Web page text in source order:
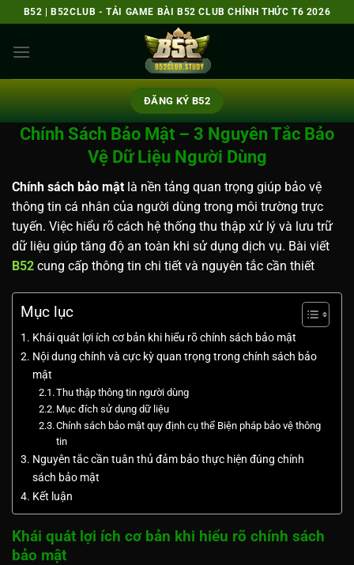
qua
nội
B52 | B52CLUB - TẢI GAME BÀI B52 CLUB CHÍNH THỨC T6 2026
ĐĂNG KÝ B52
Chính Sách Bảo Mật – 3 Nguyên Tắc Bảo
Vệ Dữ Liệu Người Dùng
Chính sách bảo mật là nền tảng quan trọng giúp bảo vệ
thông tin cá nhân của người dùng trong môi trường trực
tuyến. Việc hiểu rõ cách hệ thống thu thập xử lý và lưu trữ
dữ liệu giúp tăng độ an toàn khi sử dụng dịch vụ. Bài viết
B52 cung cấp thông tin chi tiết và nguyên tắc cần thiết
Mục lục
Khái quát lợi ích cơ bản khi hiểu rõ chính sách bảo mật
Nội dung chính và cực kỳ quan trọng trong chính sách bảo
mật
Thu thập thông tin người dùng
Mục đích sử dụng dữ liệu
Chính sách bảo mật quy định cụ thể Biện pháp bảo vệ thông
tin
Nguyên tắc cần tuân thủ đảm bảo thực hiện đúng chính
sách bảo mật
Kết luận
Khái quát lợi ích cơ bản khi hiểu rõ chính sách
bảo mật